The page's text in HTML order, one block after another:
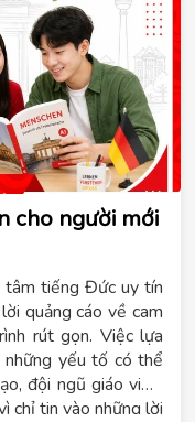
cho người mới
tiếng Đức uy tín
quảng cáo về cam
rút gọn. Việc lựa
những yếu tố có thể
đội ngũ giáo viên,
chỉ tin vào những lời